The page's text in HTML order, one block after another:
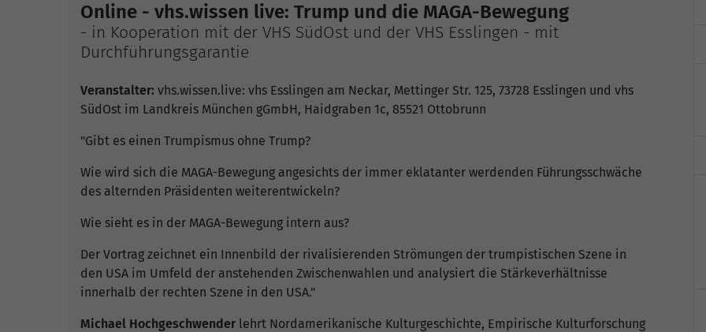
Online - vhs.wissen live: Trump und die MAGA-Bewegung
- in Kooperation mit der VHS SüdOst und der VHS Esslingen - mit
Durchführungsgarantie
Veranstalter: vhs.wissen.live: vhs Esslingen am Neckar, Mettinger Str. 125, 73728 Esslingen und vhs
SüdOst im Landkreis München gGmbH, Haidgraben 1c, 85521 Ottobrunn
"Gibt es einen Trumpismus ohne Trump?
Wie wird sich die MAGA-Bewegung angesichts der immer eklatanter werdenden Führungsschwäche
des alternden Präsidenten weiterentwickeln?
Wie sieht es in der MAGA-Bewegung intern aus?
Der Vortrag zeichnet ein Innenbild der rivalisierenden Strömungen der trumpistischen Szene in
den USA im Umfeld der anstehenden Zwischenwahlen und analysiert die Stärkeverhältnisse
innerhalb der rechten Szene in den USA."
Michael Hochgeschwender lehrt Nordamerikanische Kulturgeschichte, Empirische Kulturforschung